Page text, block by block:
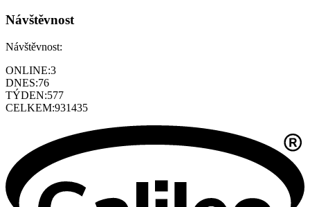
Návštěvnost
Návštěvnost:
ONLINE:3
DNES:76
TÝDEN:577
CELKEM:931435